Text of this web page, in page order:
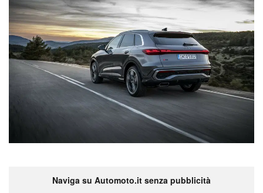
Naviga su Automoto.it senza pubblicità